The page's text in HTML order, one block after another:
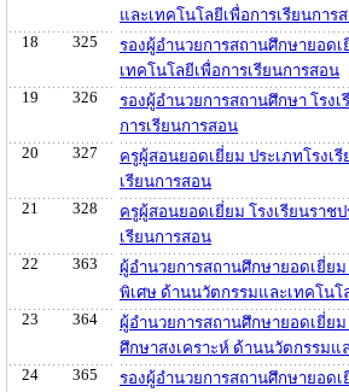
และเทคโนโลยีเพื่อการเรียนการ
18
325
รองผู้อำนวยการสถานศึกษายอด
เทคโนโลยีเพื่อการเรียนการสอน
19
326
รองผู้อำนวยการสถานศึกษา โรง
การเรียนการสอน
20
327
ครูผู้สอนยอดเยี่ยม ประเภทโรงเ
เรียนการสอน
21
328
ครูผู้สอนยอดเยี่ยม โรงเรียนราช
เรียนการสอน
22
363
ผู้อำนวยการสถานศึกษายอดเยี่ยม
พิเศษ ด้านนวัตกรรมและเทคโนโ
23
364
ผู้อำนวยการสถานศึกษายอดเยี่ยม
ศึกษาสงเคราะห์ ด้านนวัตกรรมแ
24
365
รองผู้อำนวยการสถานศึกษายอดเ